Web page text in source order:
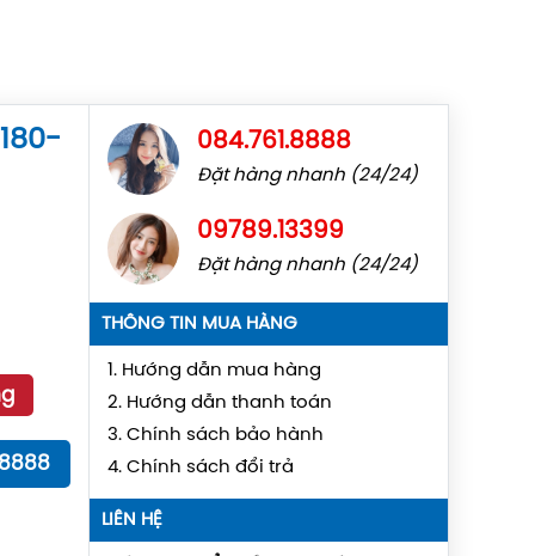
084.761.8888
Đặt hàng nhanh (24/24)
09789.13399
Đặt hàng nhanh (24/24)
THÔNG TIN MUA HÀNG
1. Hướng dẫn mua hàng
2. Hướng dẫn thanh toán
3. Chính sách bảo hành
4. Chính sách đổi trả
LIÊN HỆ